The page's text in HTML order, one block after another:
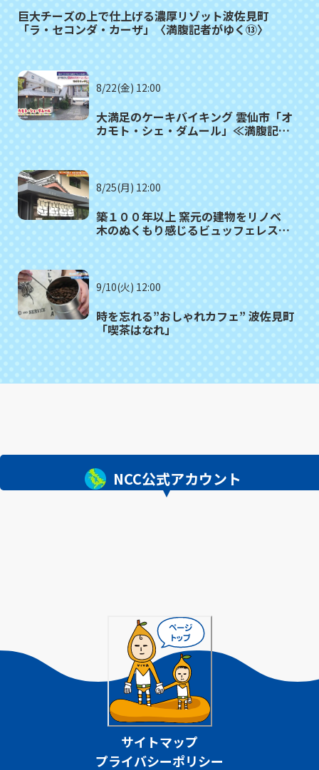
巨大チーズの上で仕上げる濃厚リゾット波佐見町
「ラ・セコンダ・カーザ」〈満腹記者がゆく⑬〉
8/22(金) 12:00
大満足のケーキバイキング 雲仙市「オ
カモト・シェ・ダムール」≪満腹記者
8/25(月) 12:00
築１００年以上 窯元の建物をリノベ
木のぬくもり感じるビュッフェレスト
9/10(火) 12:00
時を忘れる”おしゃれカフェ” 波佐見町
「喫茶はなれ」
NCC公式アカウント
サイトマップ
プライバシーポリシー